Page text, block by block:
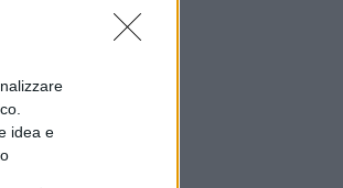
idea e